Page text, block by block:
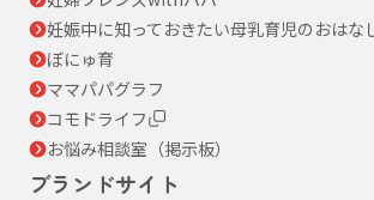
妊娠中に知っておきたい母乳育児のおはな
ぼにゅ育
ママパパグラフ
コモドライフ
お悩み相談室（掲示板）
ブランドサイト